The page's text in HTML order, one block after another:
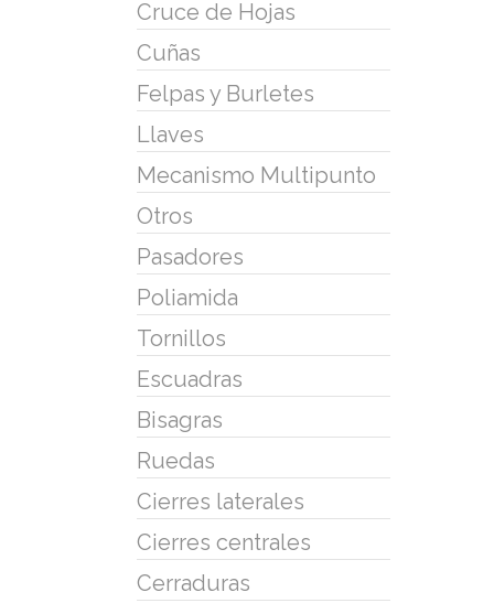
Cruce de Hojas
Cuñas
Felpas y Burletes
Llaves
Mecanismo Multipunto
Otros
Pasadores
Poliamida
Tornillos
Escuadras
Bisagras
Ruedas
Cierres laterales
Cierres centrales
Cerraduras